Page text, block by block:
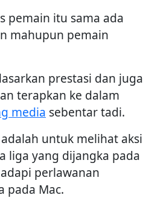
pemain itu sama ada
mahupun pemain
prestasi dan juga
terapkan ke dalam
media sebentar tadi.
untuk melihat aksi
liga yang dijangka pada
perlawanan
pada Mac.